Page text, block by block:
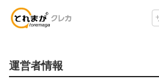
運営者情報